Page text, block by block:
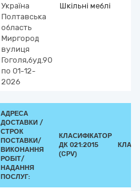
Україна
Полтавська
область
Миргород
вулиця
Гоголя,буд.90
по 01-12-
2026
Шкільні меблі
АДРЕСА
ДОСТАВКИ /
СТРОК
ПОСТАВКИ/
ВИКОНАННЯ
РОБІТ/
НАДАННЯ
ПОСЛУГ:
КЛАСИФІКАТОР
ДК 021:2015
(CPV)